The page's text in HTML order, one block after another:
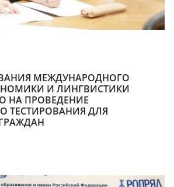
МЕЖДУНАРОДНОГО
И ЛИНГВИСТИКИ
НА ПРОВЕДЕНИЕ
ТЕСТИРОВАНИЯ ДЛЯ